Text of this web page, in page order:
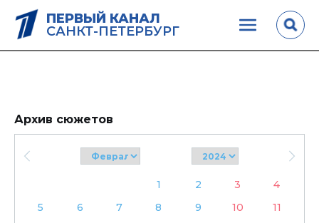
ПЕРВЫЙ КАНАЛ
САНКТ-ПЕТЕРБУРГ
Архив сюжетов
1 2 3
4
5
6 7 8 9 10
11